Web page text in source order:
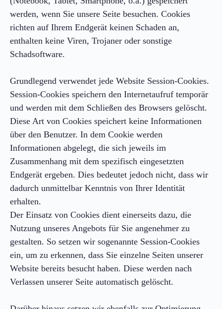
werden, wenn Sie unsere Seite besuchen. Cookies
richten auf Ihrem Endgerät keinen Schaden an,
enthalten keine Viren, Trojaner oder sonstige
Schadsoftware.
Grundlegend verwendet jede Website Session-Cookies.
Session-Cookies speichern den Internetaufruf temporär
und werden mit dem Schließen des Browsers gelöscht.
Diese Art von Cookies speichert keine Informationen
über den Benutzer. In dem Cookie werden
Informationen abgelegt, die sich jeweils im
Zusammenhang mit dem spezifisch eingesetzten
Endgerät ergeben. Dies bedeutet jedoch nicht, dass wir
dadurch unmittelbar Kenntnis von Ihrer Identität
erhalten.
Der Einsatz von Cookies dient einerseits dazu, die
Nutzung unseres Angebots für Sie angenehmer zu
gestalten. So setzen wir sogenannte Session-Cookies
ein, um zu erkennen, dass Sie einzelne Seiten unserer
Website bereits besucht haben. Diese werden nach
Verlassen unserer Seite automatisch gelöscht.